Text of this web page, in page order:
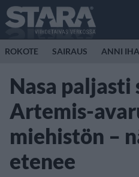
ROKOTE SAIRAUS ANNI
Nasa paljasti
Artemis-
miehistön –
etenee